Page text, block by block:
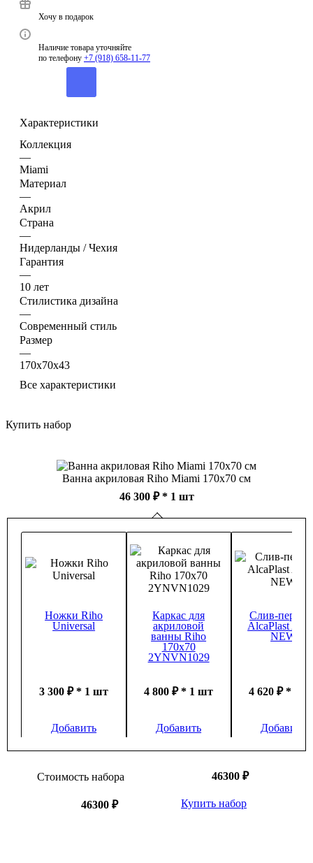
Хочу в подарок
Наличие товара уточняйте
по телефону +7 (918) 658-11-77
Характеристики
Коллекция
—
Miami
Материал
—
Акрил
Страна
—
Нидерланды / Чехия
Гарантия
—
10 лет
Стилистика дизайна
—
Современный стиль
Размер
—
170х70х43
Все характеристики
Купить набор
Ванна акриловая Riho Miami 170x70 см
46 300 ₽* 1 шт
Ножки Riho
Universal
3 300 ₽ * 1 шт
Добавить
Каркас для
акриловой
ванны Riho
170х70
2YNVN1029
4 800 ₽ * 1 шт
Добавить
Слив-
AlcaPlast
NEW
4 620 ₽ * 1
Добавить
Стоимость набора 46300 ₽
46300 ₽ Купить набор